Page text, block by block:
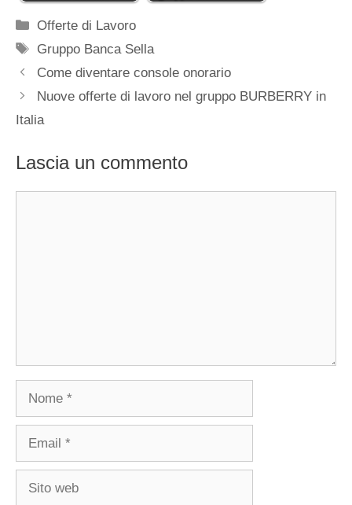
Categorie
Offerte di Lavoro
Tag
Gruppo Banca Sella
Come diventare console onorario
Nuove offerte di lavoro nel gruppo BURBERRY in
Italia
Lascia un commento
Nome
Email
Sito